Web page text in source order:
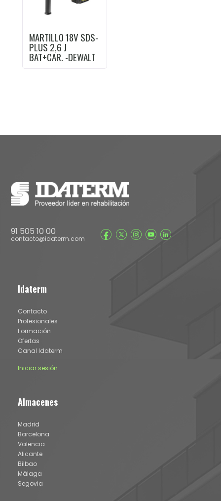
MARTILLO 18V SDS-
PLUS 2,6 J
BAT+CAR. -DEWALT
91 505 10 00
contacto@idaterm.com
Idaterm
Contacto
Profesionales
Formación
Ofertas
Canal Idaterm
Iniciar sesión
Almacenes
Madrid
Barcelona
Valencia
Alicante
Bilbao
Málaga
Segovia